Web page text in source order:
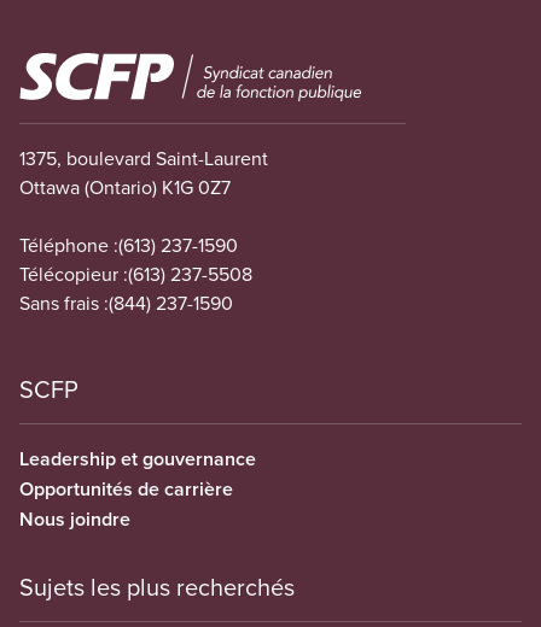
Image
1375, boulevard Saint-Laurent
Ottawa (Ontario) K1G 0Z7
Téléphone :(613) 237-1590
Télécopieur :(613) 237-5508
Sans frais :(844) 237-1590
SCFP
Leadership et gouvernance
Opportunités de carrière
Nous joindre
Sujets les plus recherchés